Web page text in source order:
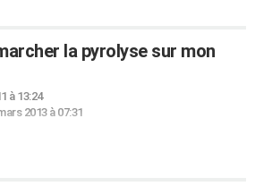
la pyrolyse sur mon
à 13:24
2013 à 07:31